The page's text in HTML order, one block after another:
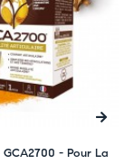
- Pour La